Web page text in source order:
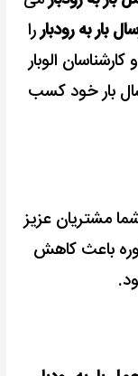
بار به رودباررا
الوبار
بار خود کسب
مشتریان عزیز
باعث کاهش